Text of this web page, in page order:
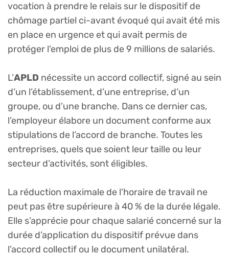
vocation à prendre le relais sur le dispositif de
chômage partiel ci-avant évoqué qui avait été mis
en place en urgence et qui avait permis de
protéger l’emploi de plus de 9 millions de salariés.
L’APLD nécessite un accord collectif, signé au sein
d’un l’établissement, d’une entreprise, d’un
groupe, ou d’une branche. Dans ce dernier cas,
l’employeur élabore un document conforme aux
stipulations de l’accord de branche. Toutes les
entreprises, quels que soient leur taille ou leur
secteur d’activités, sont éligibles.
La réduction maximale de l’horaire de travail ne
peut pas être supérieure à 40 % de la durée légale.
Elle s’apprécie pour chaque salarié concerné sur la
durée d’application du dispositif prévue dans
l’accord collectif ou le document unilatéral.